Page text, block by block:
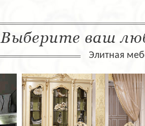
Выберите ваш
Элитная